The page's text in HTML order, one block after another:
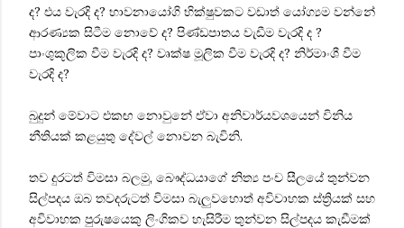
ද? එය වැරදි ද? භාවනායෝගි භික්ෂුවකට වඩාත් යෝග්‍යම වන්නේ
ආරණ්‍යක සිටීම නොවේ ද? පිණ්ඩපාතය වැඩීම වැරදි ද ?
පාංශුකූලික වීම වැරදි ද? වෘක්ෂ මූලික වීම වැරදි ද? නිර්මාංශී වීම
වැරදි ද?
බුදුන් මේවාට එකඟ නොවුනේ ඒවා අනිවාර්යවශයෙන් විනිය
නීතියක් කළයුතු දේවල් නොවන බැවිනි.
තව දුරටත් විමසා බලමු, බෞද්ධයාගේ නිත්‍ය පංච සීලයේ තුන්වන
සිල්පදය ඔබ තවදරුටත් විමසා බැලුවහොත් අවිවාහක ස්ත්‍රියක් සහ
අවිවාහක පුරුෂයෙකු ලිංගිකව හැසිරීම තුන්වන සිල්පදය කැඩීමක්